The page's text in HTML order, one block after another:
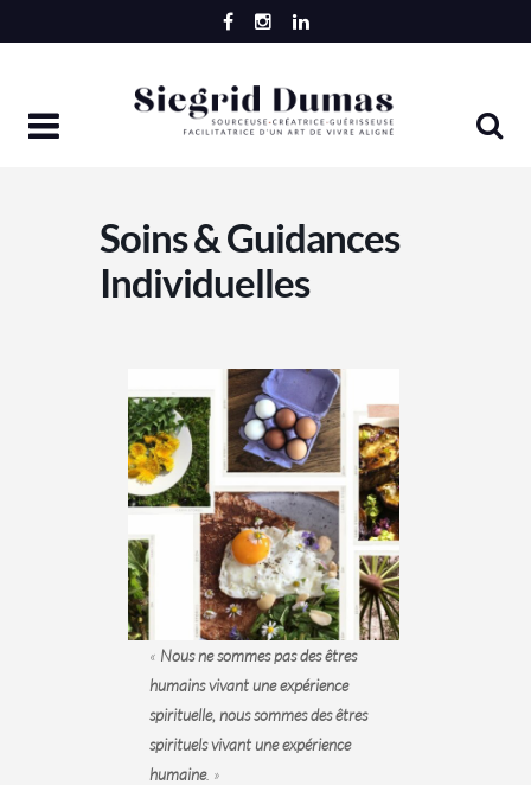
to
Soins & Guidances
Individuelles
« Nous ne sommes pas des êtres
humains vivant une expérience
spirituelle, nous sommes des êtres
spirituels vivant une expérience
humaine. »